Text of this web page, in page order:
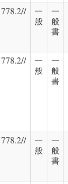
778.2//
一
般
一
般
書
778.2//
一
般
一
般
書
778.2//
一
般
一
般
書